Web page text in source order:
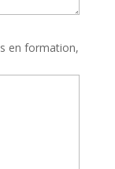
en formation,